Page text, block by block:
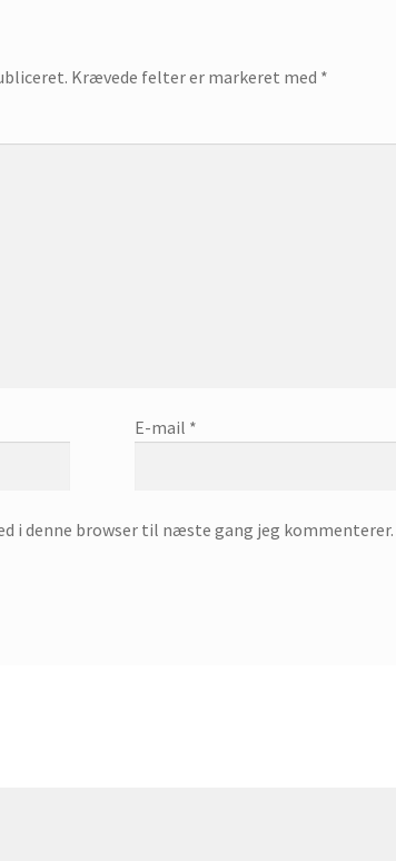
Krævede felter er markeret med *
E-mail *
i denne browser til næste gang jeg kommenterer.